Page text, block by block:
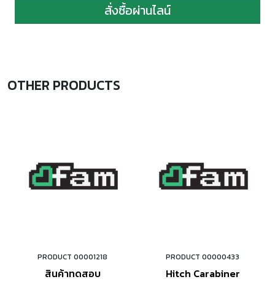
สั่งซื้อผ่านไลน์
OTHER PRODUCTS
ORDER NOW
PRODUCT 00001218
สินค้าทดสอบ
ORDER NOW
PRODUCT 00000433
Hitch Carabiner